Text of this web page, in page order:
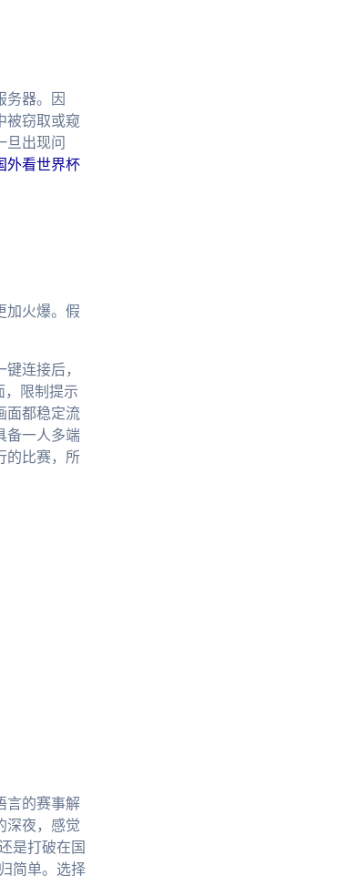
务器。因
被窃取或窥
出现问
外看世界杯
加火爆。假
连接后，
，限制提示
面都稳定流
备一人多端
的比赛，所
言的赛事解
深夜，感觉
是打破在国
简单。选择